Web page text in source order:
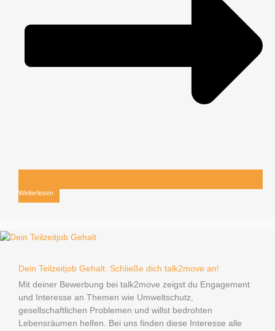
Weiterlesen
Dein Teilzeitjob Gehalt: Schließe dich talk2move an!
Mit deiner Bewerbung bei talk2move zeigst du Engagement
und Interesse an Themen wie Umweltschutz,
gesellschaftlichen Problemen und willst bedrohten
Lebensräumen helfen. Bei uns finden diese Interesse alle